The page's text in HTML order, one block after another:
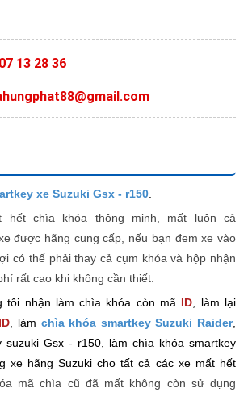
13 28 36
xe Suzuki Gsx - r150.
chìa khóa thông minh, mất luôn cả
được hãng cung cấp, nếu bạn đem xe vào
có thế phải thay cả cụm khóa và hộp nhận
rất cao khi không cần thiết.
tôi nhận làm chìa khóa còn mã ID, làm lại
ID, làm chìa khóa smartkey Suzuki Raider,
suzuki Gsx - r150, làm chìa khóa smartkey
xe hãng Suzuki cho tất cả các xe mất hết
mã chìa cũ đã mất không còn sử dụng